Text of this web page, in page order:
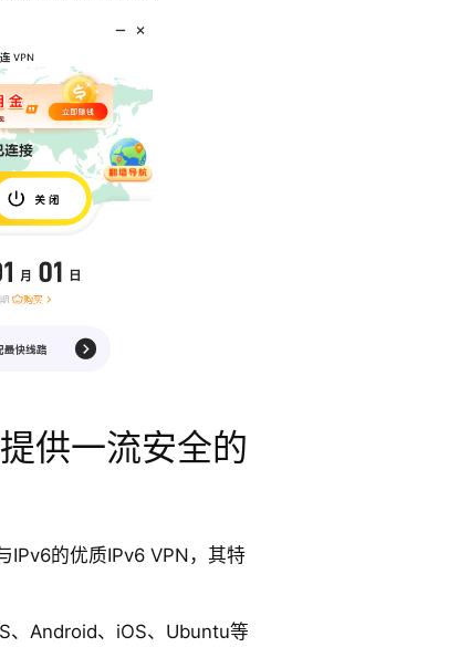
供一流安全的
IPv6的优质IPv6 VPN，其特
、Android、iOS、Ubuntu等